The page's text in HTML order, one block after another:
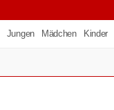
Jungen Mädchen Kinder